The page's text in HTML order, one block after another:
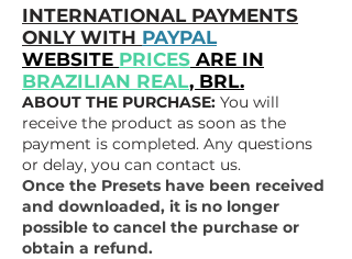
INTERNATIONAL PAYMENTS
ONLY WITH PAYPAL
WEBSITE PRICES ARE IN
BRAZILIAN REAL, BRL.
ABOUT THE PURCHASE: You will
receive the product as soon as the
payment is completed. Any questions
or delay, you can contact us.
Once the Presets have been received
and downloaded, it is no longer
possible to cancel the purchase or
obtain a refund.